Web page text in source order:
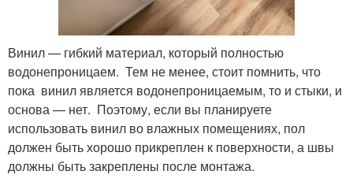
Винил — гибкий материал, который полностью
водонепроницаем. Тем не менее, стоит помнить, что
пока винил является водонепроницаемым, то и стыки, и
основа — нет. Поэтому, если вы планируете
использовать винил во влажных помещениях, пол
должен быть хорошо прикреплен к поверхности, а швы
должны быть закреплены после монтажа.